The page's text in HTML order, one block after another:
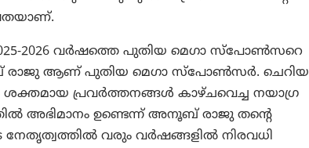
2026 വർഷത്തെ പുതിയ മെഗാ സ്പോൺസറെ
രാജു ആണ് പുതിയ മെഗാ സ്പോൺസർ. ചെറിയ
പ്രവർത്തനങ്ങൾ കാഴ്ചവെച്ച നയാഗ്ര
അഭിമാനം ഉണ്ടെന്ന് അനൂബ് രാജു തന്റെ
നേതൃത്വത്തിൽ വരും വർഷങ്ങളിൽ നിരവധി